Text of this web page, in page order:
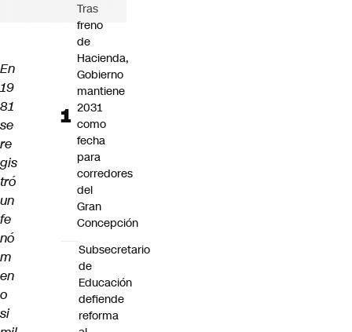
En
19
81
se
re
gis
tró
un
fe
nó
m
en
o
si
Tras
freno
de
Hacienda,
Gobierno
mantiene
2031
como
fecha
para
corredores
del
Gran
Concepción
Subsecretario
de
Educación
defiende
reforma